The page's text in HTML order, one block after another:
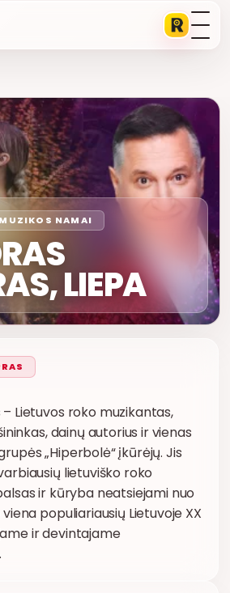
NAMAI
LIEPA
Lietuvos roko muzikantas,
dainų autorius ir vienas
„Hiperbolė“ įkūrėjų. Jis
lietuviško roko
ir kūryba neatsiejami nuo
populiariausių Lietuvoje XX
ir devintajame